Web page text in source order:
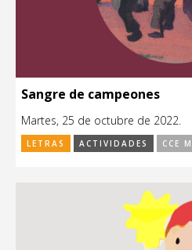
Sangre de campeones
Martes, 25 de octubre de 2022.
LETRAS ACTIVIDADES CCE